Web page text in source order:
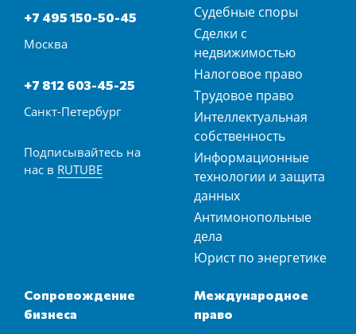
+7 495 150-50-45
Москва
+7 812 603-45-25
Санкт-Петербург
Подписывайтесь на
нас в RUTUBE
Судебные споры
Сделки с
недвижимостью
Налоговое право
Трудовое право
Интеллектуальная
собственность
Информационные
технологии и защита
данных
Антимонопольные
дела
Юрист по энергетике
Сопровождение
бизнеса
Международное
право